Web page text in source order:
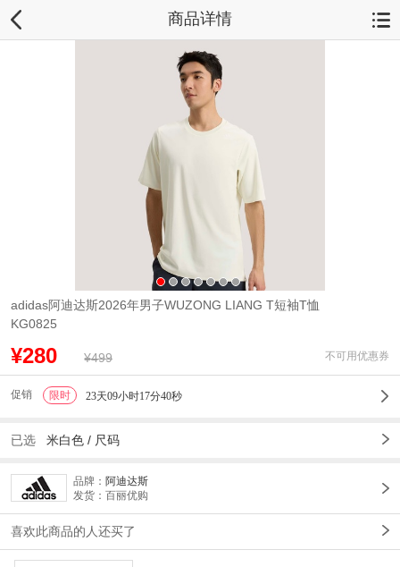
商品详情
adidas阿迪达斯2026年男子WUZONG LIANG T短袖T恤
KG0825
¥280 ¥499 不可用优惠券
促销 限时 23天09小时17分40秒
已选 米白色 / 尺码
品牌： 阿迪达斯
发货：百丽优购
喜欢此商品的人还买了